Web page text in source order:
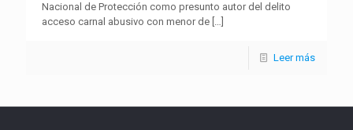
Nacional de Protección como presunto autor del delito
acceso carnal abusivo con menor de […]
Leer más